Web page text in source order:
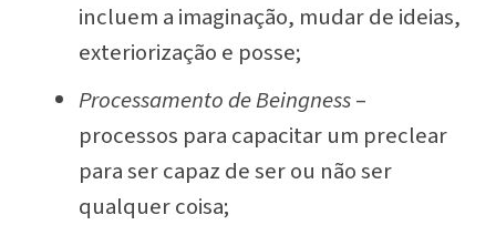
incluem a imaginação, mudar de ideias,
exteriorização e posse;
Processamento de Beingness–
processos para capacitar um preclear
para ser capaz de ser ou não ser
qualquer coisa;